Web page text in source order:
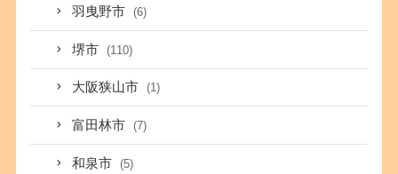
羽曳野市 (6)
堺市 (110)
大阪狭山市 (1)
富田林市 (7)
和泉市 (5)